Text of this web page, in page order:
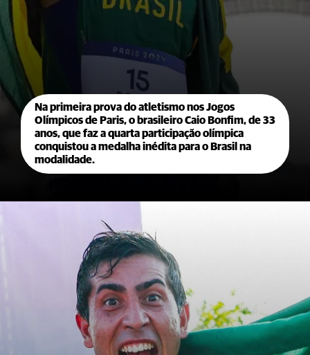
Na primeira prova do atletismo nos Jogos
Olímpicos de Paris, o brasileiro Caio Bonfim, de 33
anos, que faz a quarta participação olímpica
conquistou a medalha inédita para o Brasil na
modalidade.